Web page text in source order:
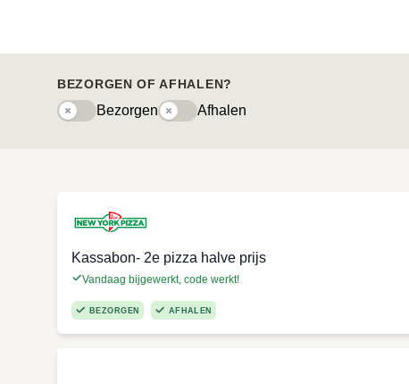
BEZORGEN OF AFHALEN?
BezorgenBezorgenAfhalenyAfhalen
Kassabon- 2e pizza halve prijs
Vandaag bijgewerkt, code werkt!
BEZORGEN AFHALEN